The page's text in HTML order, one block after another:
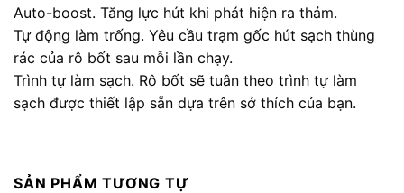
Auto-boost. Tăng lực hút khi phát hiện ra thảm.
Tự động làm trống. Yêu cầu trạm gốc hút sạch thùng
rác của rô bốt sau mỗi lần chạy.
Trình tự làm sạch. Rô bốt sẽ tuân theo trình tự làm
sạch được thiết lập sẵn dựa trên sở thích của bạn.
SẢN PHẨM TƯƠNG TỰ